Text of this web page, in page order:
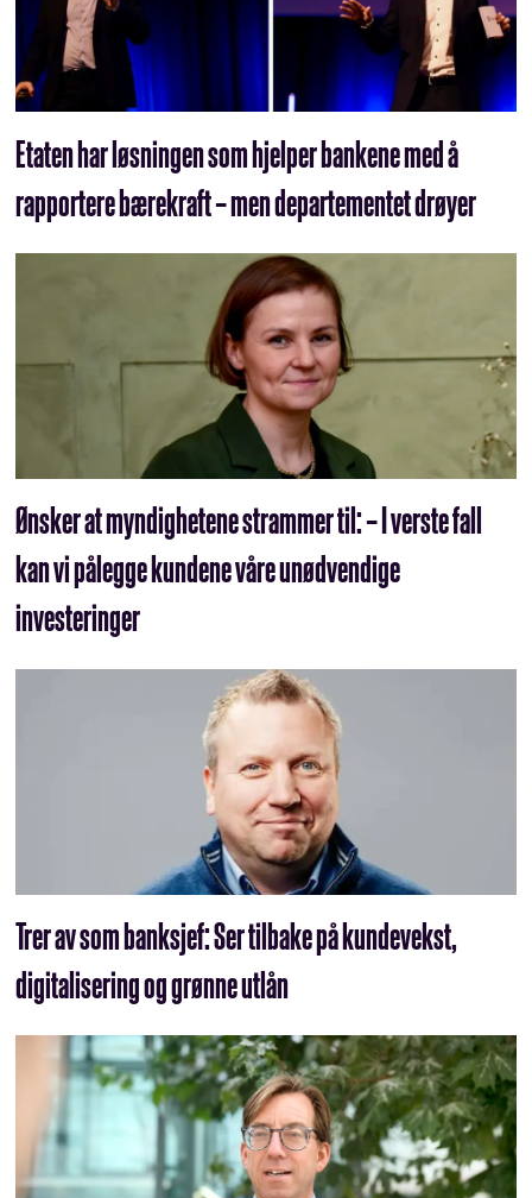
Etaten har løsningen som hjelper bankene med å
rapportere bærekraft – men departementet drøyer
Ønsker at myndighetene strammer til: – I verste fall
kan vi pålegge kundene våre unødvendige
investeringer
Trer av som banksjef: Ser tilbake på kundevekst,
digitalisering og grønne utlån